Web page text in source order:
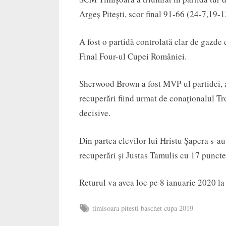
Argeș Pitești, scor final 91-66 (24-7,19-
A fost o partidă controlată clar de gazde
Final Four-ul Cupei României.
Sherwood Brown a fost MVP-ul
recuperări fiind urmat de conaționalul
decisive.
Din partea elevilor lui Hristu Șapera s-
recuperări și Justas Tamulis cu 17
Returul va avea loc pe 8 ianuarie 2020
CupaTags:
timisoara pitesti baschet cupa 2019